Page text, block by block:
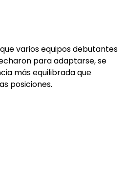
varios equipos debutantes
para adaptarse, se
más equilibrada que
posiciones.